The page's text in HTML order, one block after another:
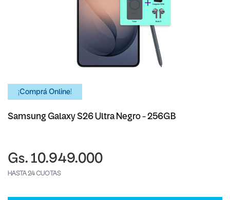
¡Comprá Online!
Samsung Galaxy S26 Ultra Negro - 256GB
Gs. 10.949.000
HASTA 24 CUOTAS